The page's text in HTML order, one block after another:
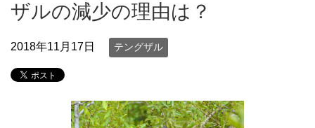
ザルの減少の理由は？
2018年11月17日 テングザル